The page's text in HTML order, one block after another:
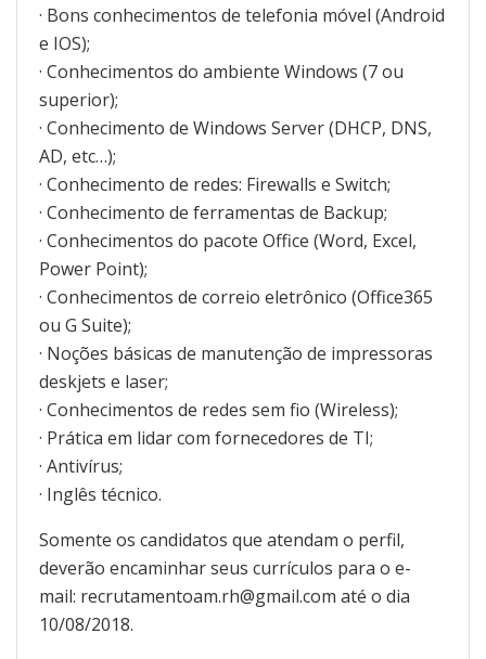
· Bons conhecimentos de telefonia móvel (Android
e IOS);
· Conhecimentos do ambiente Windows (7 ou
superior);
· Conhecimento de Windows Server (DHCP, DNS,
AD, etc…);
· Conhecimento de redes: Firewalls e Switch;
· Conhecimento de ferramentas de Backup;
· Conhecimentos do pacote Office (Word, Excel,
Power Point);
· Conhecimentos de correio eletrônico (Office365
ou G Suite);
· Noções básicas de manutenção de impressoras
deskjets e laser;
· Conhecimentos de redes sem fio (Wireless);
· Prática em lidar com fornecedores de TI;
· Antivírus;
· Inglês técnico.
Somente os candidatos que atendam o perfil,
deverão encaminhar seus currículos para o e-
mail: recrutamentoam.rh@gmail.com até o dia
10/08/2018.